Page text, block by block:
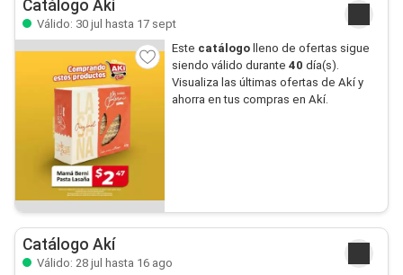
Catálogo Akí
Válido: 30 jul hasta 17 sept
Este catálogo lleno de ofertas sigue
siendo válido durante 40 día(s).
Visualiza las últimas ofertas de Akí y
ahorra en tus compras en Akí.
Catálogo Akí
Válido: 28 jul hasta 16 ago